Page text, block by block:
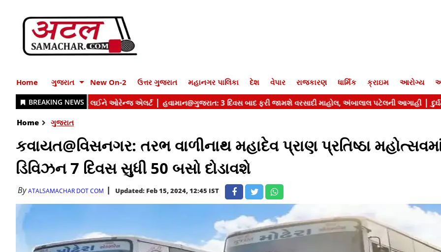
Home ગુજરાત New On-2 ઉત્તર ગુજરાત મહાનગર પાલિકા દેશ વેપાર રાજકારણ ધાર્મિક ક્રાઇમ આરોગ્ય
Home ગુજરાત
કવાયત@વિસનગર: તરભ વાળીનાથ મહાદેવ પ્રાણ પ્રતિષ્ઠા
ડિવિઝન 7 દિવસ સુધી 50 બસો દોડાવશે
ByATALSAMACHAR DOT COM Updated: Feb 15, 2024, 12:45 IST